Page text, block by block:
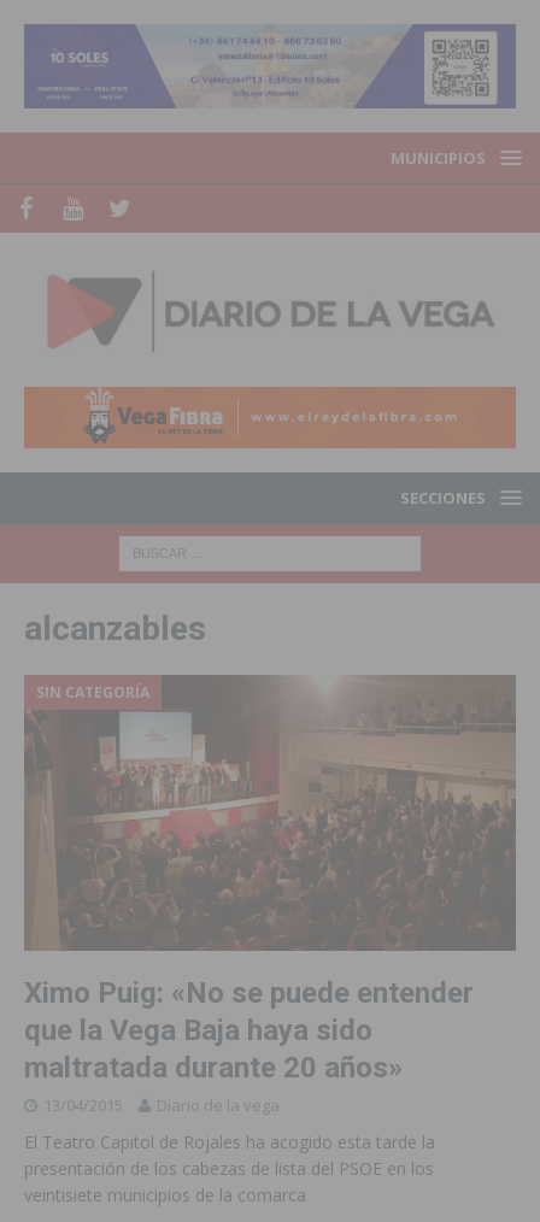
MUNICIPIOS
SECCIONES
alcanzables
SIN CATEGORÍA
Ximo Puig: «No se puede entender
que la Vega Baja haya sido
maltratada durante 20 años»
13/04/2015 Diario de la vega
El Teatro Capitol de Rojales ha acogido esta tarde la
presentación de los cabezas de lista del PSOE en los
veintisiete municipios de la comarca